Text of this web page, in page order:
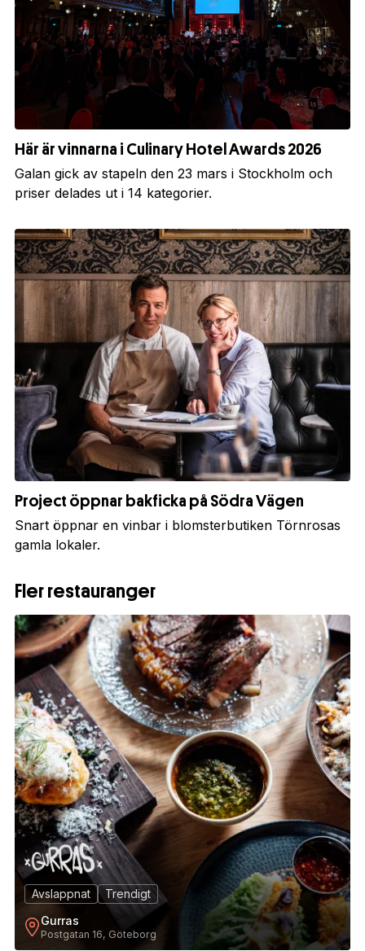
Här är vinnarna i Culinary Hotel Awards 2026
Galan gick av stapeln den 23 mars i Stockholm och
priser delades ut i 14 kategorier.
Project öppnar bakficka på Södra Vägen
Snart öppnar en vinbar i blomsterbutiken Törnrosas
gamla lokaler.
Fler restauranger
1
Avslappnat
Trendigt
Gurras
Postgatan 16, Göteborg